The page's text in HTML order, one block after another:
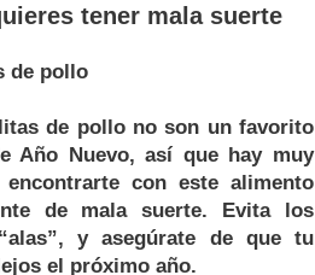
tener mala suerte
de pollo
de pollo no son un favorito
Año Nuevo, así que hay muy
con este alimento
de mala suerte. Evita los
y asegúrate de que tu
el próximo año.